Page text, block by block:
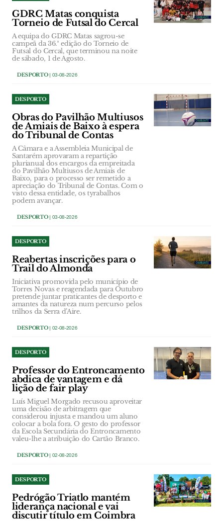
GDRC Matas conquista
Torneio de Futsal do Cercal
A equipa do GDRC Matas sagrou-se
campeã da 36.ª edição do Torneio de
Futsal do Cercal, que terminou na noite
de sábado, 1 de Agosto.
DESPORTO| 03-08-2026
DESPORTO
Obras do Pavilhão Multiusos
de Amiais de Baixo à espera
do Tribunal de Contas
A Câmara e a Assembleia Municipal de
Santarém aprovaram a repartição
plurianual dos encargos da empreitada
do Pavilhão Multiusos de Amiais de
Baixo, para o processo ser remetido a
apreciação do Tribunal de Contas. Com o
visto dessa entidade, os tyrabalhos
podem avançar.
DESPORTO| 03-08-2026
DESPORTO
Reabertas inscrições para o
Trail do Almonda
Iniciativa promovida pelo município de
Torres Novas e reagendada para Outubro
pretende juntar praticantes de desporto e
amantes da natureza num percurso pelos
trilhos da Serra d’Aire.
DESPORTO| 02-08-2026
DESPORTO
Professor do Entroncamento
abdica de vantagem e dá
lição de fair play
Luís Miguel Morgado recusou aproveitar
uma decisão de arbitragem que
considerou injusta e mandou um aluno
colocar a bola fora. O gesto do professor
da Escola Secundária do Entroncamento
valeu-lhe a atribuição do Cartão Branco.
DESPORTO| 02-08-2026
DESPORTO
Pedrógão Triatlo mantém
liderança nacional e vai
discutir título em Coimbra